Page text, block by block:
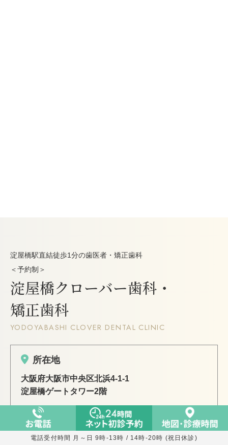
淀屋橋駅直結徒歩1分の歯医者・矯正歯科
＜予約制＞
淀屋橋クローバー歯科・
矯正歯科
YODOYABASHI CLOVER DENTAL CLINIC
所在地
大阪府大阪市中央区北浜4-1-1
淀屋橋ゲートタワー2階
お問い合わせ
電話受付時間 月～日 9時-13時 / 14時-20時 (祝日休診)